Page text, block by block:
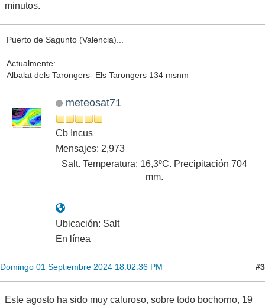
minutos.
Puerto de Sagunto (Valencia)...
Actualmente:
Albalat dels Tarongers- Els Tarongers 134 msnm
meteosat71
Cb Incus
Mensajes: 2,973
Salt. Temperatura: 16,3ºC. Precipitación 704
mm.
Ubicación: Salt
En línea
Domingo 01 Septiembre 2024 18:02:36 PM #3
Este agosto ha sido muy caluroso, sobre todo bochorno, 19